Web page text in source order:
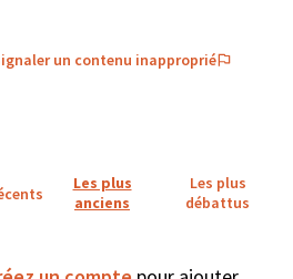
un contenu inapproprié
Les plus
anciens
Les plus
débattus